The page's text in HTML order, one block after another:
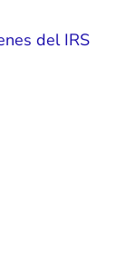
del IRS